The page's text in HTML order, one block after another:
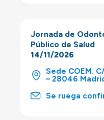
Jornada de
Público de Salud
14/11/2026
Sede COEM.
– 28046
Se ruega